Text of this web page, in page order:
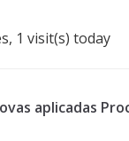
1 visit(s) today
aplicadas